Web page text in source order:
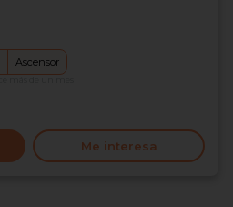
Ascensor
Me interesa